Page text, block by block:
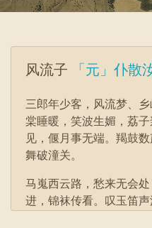
风流子 「元」仆散
三郎年少客，风流梦、
棠睡暖，笑波生媚，荔
见，偃月事无端。羯鼓
舞破潼关。
马嵬西云路，愁来无会
进，锦袜传看。叹玉笛